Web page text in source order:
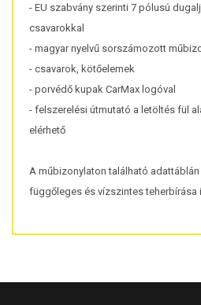
- EU szabvány szerinti 7 pólusú
csavarokkal
- magyar nyelvű sorszámozott
- csavarok, kötőelemek
- porvédő kupak CarMax logóval
- felszerelési útmutató a letöltés fül
elérhető
A műbizonylaton található
függőleges és vízszintes teherbírása